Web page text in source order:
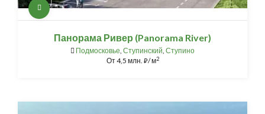
Панорама Ривер (Panorama River)
Подмосковье, Ступинский, Ступино
От4,5 млн. ⃏/ м2